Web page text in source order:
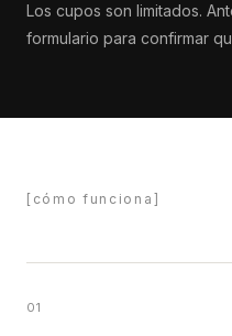
Los cupos son limitados.
formulario para confirmar
[cómo funciona]
01